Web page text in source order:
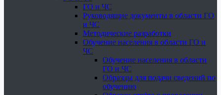
ГО и ЧС
Руководящие документы в области ГО
и ЧС
Методические разработки
Обучение населения в области ГО и
ЧС
Обучение населения в области
ГО и ЧС
Образцы для подачи сведений по
обучению